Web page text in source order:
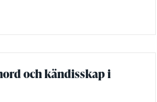
och kändisskap i